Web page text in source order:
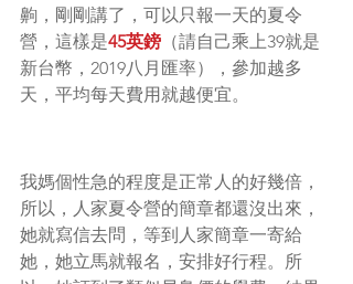
齁，剛剛講了，可以只報一天的夏令
營，這樣是45英鎊 （請自己乘上39就是
新台幣，2019八月匯率），參加越多
天，平均每天費用就越便宜。
我媽個性急的程度是正常人的好幾倍，
所以，人家夏令營的簡章都還沒出來，
她就寫信去問，等到人家簡章一寄給
她，她立馬就報名，安排好行程。所